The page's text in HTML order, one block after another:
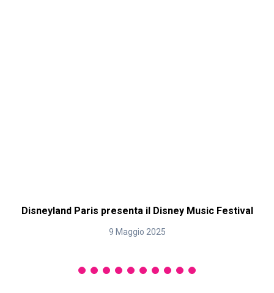
Disneyland Paris presenta il Disney Music Festival
9 Maggio 2025